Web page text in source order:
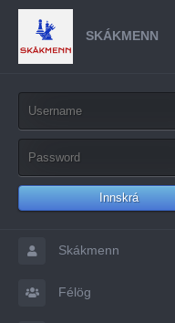
SKÁKMENN
Innskrá
Skákmenn
Félög